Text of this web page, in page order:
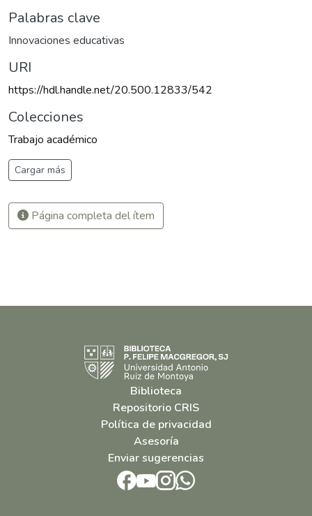
Palabras clave
Innovaciones educativas
URI
https://hdl.handle.net/20.500.12833/542
Colecciones
Trabajo académico
Cargar más
Página completa del ítem
Biblioteca
Repositorio CRIS
Política de privacidad
Asesoría
Enviar sugerencias